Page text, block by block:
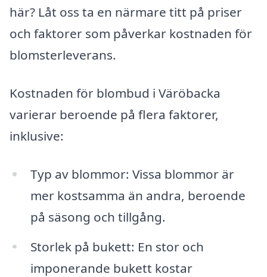
här? Låt oss ta en närmare titt på priser
och faktorer som påverkar kostnaden för
blomsterleverans.
Kostnaden för blombud i Väröbacka
varierar beroende på flera faktorer,
inklusive:
Typ av blommor: Vissa blommor är
mer kostsamma än andra, beroende
på säsong och tillgång.
Storlek på bukett: En stor och
imponerande bukett kostar